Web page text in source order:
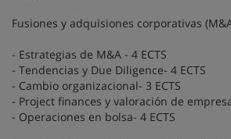
Fusiones y adquisiones corporativas
- Estrategias de M&A - 4 ECTS
- Tendencias y Due Diligence- 4 ECTS
- Cambio organizacional- 3 ECTS
- Project finances y valoración de
- Operaciones en bolsa- 4 ECTS